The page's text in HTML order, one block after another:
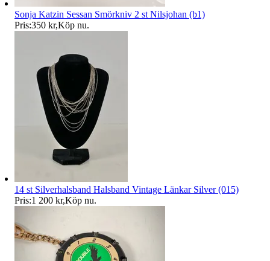
Sonja Katzin Sessan Smörkniv 2 st Nilsjohan (b1)
Pris:350 kr,Köp nu.
14 st Silverhalsband Halsband Vintage Länkar Silver (015)
Pris:1 200 kr,Köp nu.